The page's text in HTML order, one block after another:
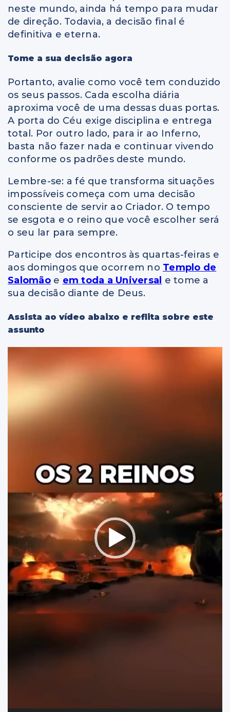
neste mundo, ainda há tempo para mudar
de direção. Todavia, a decisão final é
definitiva e eterna.
Tome a sua decisão agora
Portanto, avalie como você tem conduzido
os seus passos. Cada escolha diária
aproxima você de uma dessas duas portas.
A porta do Céu exige disciplina e entrega
total. Por outro lado, para ir ao Inferno,
basta não fazer nada e continuar vivendo
conforme os padrões deste mundo.
Lembre-se: a fé que transforma situações
impossíveis começa com uma decisão
consciente de servir ao Criador. O tempo
se esgota e o reino que você escolher será
o seu lar para sempre.
Participe dos encontros às quartas-feiras e
aos domingos que ocorrem no Templo de
Salomãoe em toda a Universal e tome a
sua decisão diante de Deus.
Assista ao vídeo abaixo e reflita sobre este
assunto
de
vídeo